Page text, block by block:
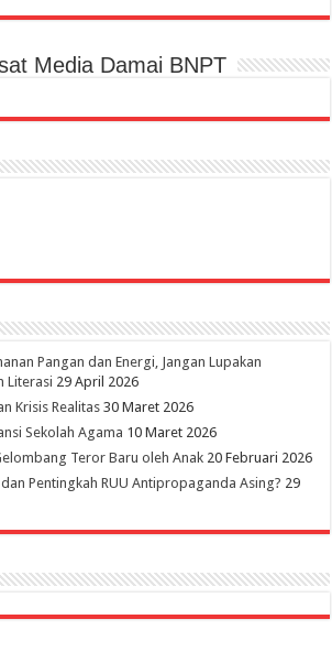
Media Damai BNPT
Pangan dan Energi, Jangan Lupakan
Literasi 29 April 2026
Krisis Realitas 30 Maret 2026
Sekolah Agama 10 Maret 2026
Teror Baru oleh Anak 20 Februari 2026
Pentingkah RUU Antipropaganda Asing? 29